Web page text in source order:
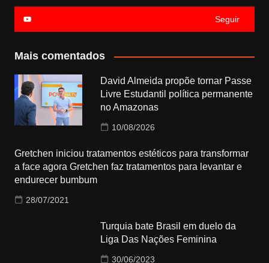
Seguir
Mais comentados
David Almeida propõe tornar Passe
Livre Estudantil política permanente
no Amazonas
10/08/2026
Gretchen iniciou tratamentos estéticos para transformar
a face agora Gretchen faz tratamentos para levantar e
endurecer bumbum
28/07/2021
Turquia bate Brasil em duelo da
Liga Das Nações Feminina
30/06/2023